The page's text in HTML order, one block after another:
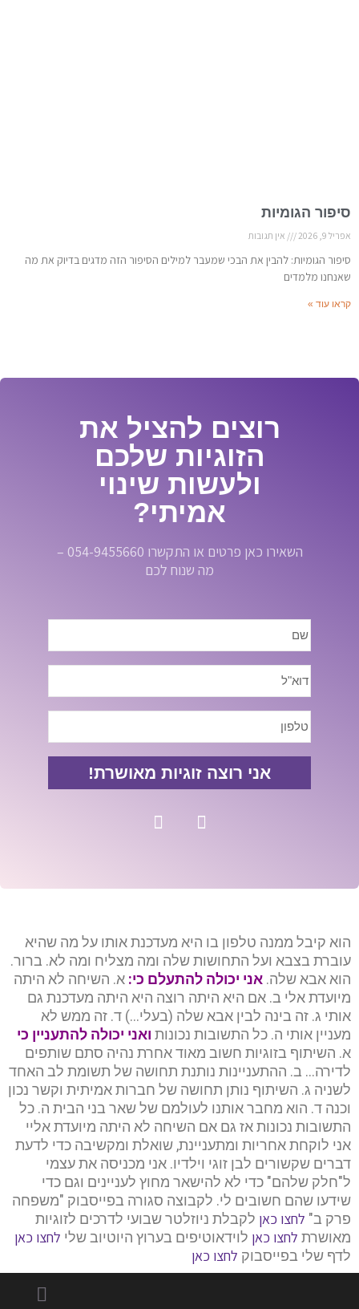
סיפור הגומיות
אפריל 9, 2026 אין תגובות
סיפור הגומיות: להבין את הבכי שמעבר למילים הסיפור הזה מדגים בדיוק את מה
שאנחנו מלמדים
קראו עוד »
רוצים להציל את
הזוגיות שלכם
ולעשות שינוי
אמיתי?
השאירו כאן פרטים או התקשרו 054-9455660 –
מה שנוח לכם
אני רוצה זוגיות מאושרת!
הוא קיבל ממנה טלפון בו היא מעדכנת אותו על מה שהיא
עוברת בצבא ועל התחושות שלה ומה מצליח ומה לא. ברור.
הוא אבא שלה. אני יכולה להתעלם כי: א. השיחה לא היתה
מיועדת אלי ב. אם היא היתה רוצה היא היתה מעדכנת גם
אותי ג. זה בינה לבין אבא שלה (בעלי…) ד. זה ממש לא
מעניין אותי ה. כל התשובות נכונות ואני יכולה להתעניין כי
א. השיתוף בזוגיות חשוב מאוד אחרת נהיה סתם שותפים
לדירה… ב. ההתעניינות נותנת תחושה של תשומת לב האחד
לשניה ג. השיתוף נותן תחושה של חברות אמיתית וקשר נכון
וכנה ד. הוא מחבר אותנו לעולמם של שאר בני הבית ה. כל
התשובות נכונות אז גם אם השיחה לא היתה מיועדת אליי
אני לוקחת אחריות ומתעניינת, שואלת ומקשיבה כדי לדעת
דברים שקשורים לבן זוגי וילדיו. אני מכניסה את עצמי
ל"חלק שלהם" כדי לא להישאר מחוץ לעניינים וגם כדי
שידעו שהם חשובים לי. לקבוצה סגורה בפייסבוק "משפחה
פרק ב" לחצו כאן לקבלת ניוזלטר שבועי לדרכים לזוגיות
מאושרת לחצו כאן לוידאוטיפים בערוץ היוטיוב שלי לחצו כאן
לדף שלי בפייסבוק לחצו כאן